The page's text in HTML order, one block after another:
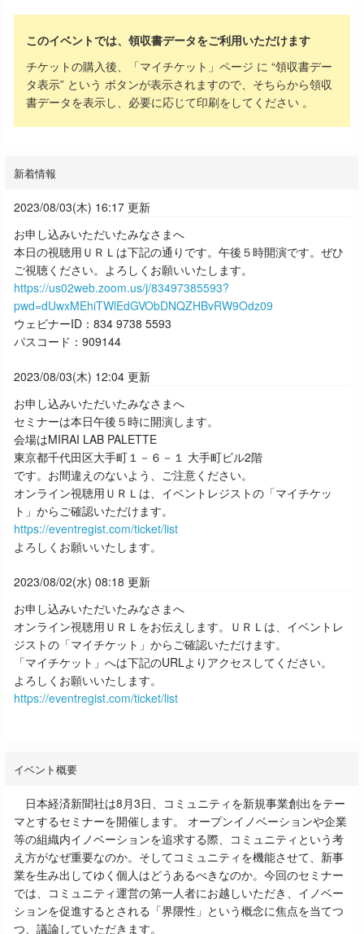
このイベントでは、領収書データをご利用いただけます
チケットの購入後、「マイチケット」ページ に “領収書デー
タ表示” という ボタンが表示されますので、そちらから領収
書データを表示し、必要に応じて印刷をしてください 。
新着情報
2023/08/03(木) 16:17 更新
お申し込みいただいたみなさまへ
本日の視聴用ＵＲＬは下記の通りです。午後５時開演です。ぜひ
ご視聴ください。よろしくお願いいたします。
https://us02web.zoom.us/j/83497385593?
pwd=dUwxMEhiTWlEdGVObDNQZHBvRW9Odz09
ウェビナーID：834 9738 5593
パスコード：909144
2023/08/03(木) 12:04 更新
お申し込みいただいたみなさまへ
セミナーは本日午後５時に開演します。
会場はMIRAI LAB PALETTE
東京都千代田区大手町１－６－１ 大手町ビル2階
です。お間違えのないよう、ご注意ください。
オンライン視聴用ＵＲＬは、 イベントレジストの「マイチケッ
ト」からご確認いただけます。
https://eventregist.com/ticket/list
よろしくお願いいたします。
2023/08/02(水) 08:18 更新
お申し込みいただいたみなさまへ
オンライン視聴用ＵＲＬをお伝えします。ＵＲＬは、 イベントレ
ジストの「マイチケット」からご確認いただけます。
「マイチケット」へは下記のURLよりアクセスしてください。
よろしくお願いいたします。
https://eventregist.com/ticket/list
イベント概要
日本経済新聞社は8月3日、コミュニティを新規事業創出をテー
マとするセミナーを開催します。 オープンイノベーションや企業
等の組織内イノベーションを追求する際、コミュニティという考
え方がなぜ重要なのか。そしてコミュニティを機能させて、新事
業を生み出してゆく個人はどうあるべきなのか。今回のセミナー
では、コミュニティ運営の第一人者にお越しいただき、イノベー
ションを促進するとされる「界隈性」という概念に焦点を当てつ
つ、議論していただきます。